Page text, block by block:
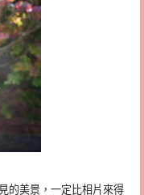
的美景，一定比相片來得